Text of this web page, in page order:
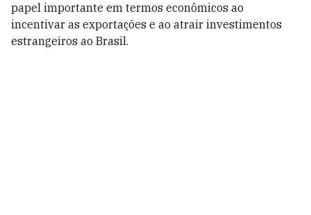
papel importante em termos econômicos ao
incentivar as exportações e ao atrair investimentos
estrangeiros ao Brasil.